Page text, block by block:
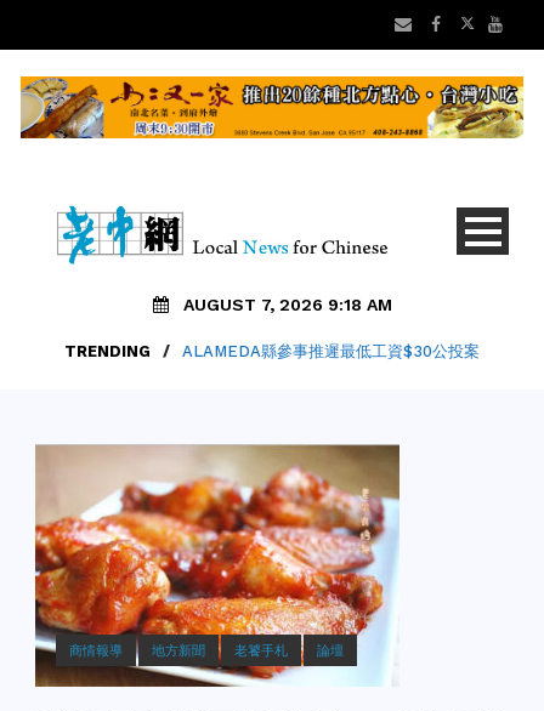
AUGUST 7, 2026 9:18 AM
TRENDING / ALAMEDA縣參事推遲最低工資$30公投案
商情報導 地方新聞 老饕手札 論壇